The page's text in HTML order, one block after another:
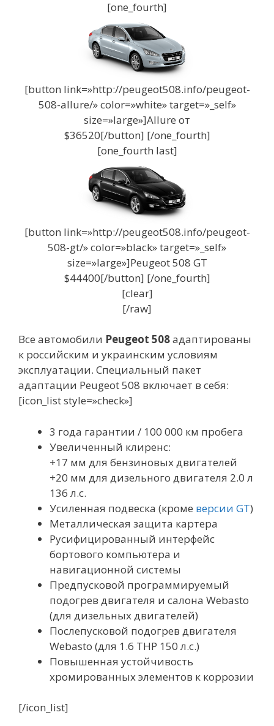
[one_fourth]
[button link=»http://peugeot508.info/peugeot-
508-allure/» color=»white» target=»_self»
size=»large»]Allure от
$36520[/button] [/one_fourth]
[one_fourth last]
[button link=»http://peugeot508.info/peugeot-
508-gt/» color=»black» target=»_self»
size=»large»]Peugeot 508 GT
$44400[/button] [/one_fourth]
[clear]
[/raw]
Все автомобили Peugeot 508адаптированы
к российским и украинским условиям
эксплуатации. Специальный пакет
адаптации Peugeot 508 включает в себя:
[icon_list style=»check»]
3 года гарантии / 100 000 км пробега
Увеличенный клиренс:
+17 мм для бензиновых двигателей
+20 мм для дизельного двигателя 2.0 л
136 л.с.
Усиленная подвеска (кроме версии GT)
Металлическая защита картера
Русифицированный интерфейс
бортового компьютера и
навигационной системы
Предпусковой программируемый
подогрев двигателя и салона Webasto
(для дизельных двигателей)
Послепусковой подогрев двигателя
Webasto (для 1.6 THP 150 л.с.)
Повышенная устойчивость
хромированных элементов к коррозии
[/icon_list]